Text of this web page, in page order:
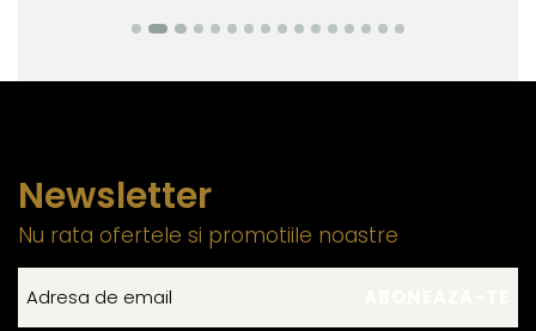
Newsletter
Nu rata ofertele si promotiile noastre